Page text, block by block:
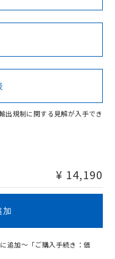
Cd Cr(VI)
あります。
No No
証/適合状況ページへ
ジからご検索ください
出規制に関する見解が入手でき
¥ 14,190
加
追加～「ご購入手続き：価